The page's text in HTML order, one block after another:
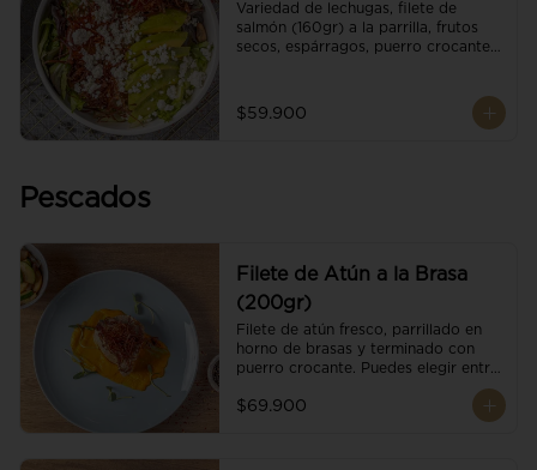
Variedad de lechugas, filete de
salmón (160gr) a la parrilla, frutos
secos, espárragos, puerro crocante,
$59.900
Pescados
Filete de Atún a la Brasa
(200gr)
Filete de atún fresco, parrillado en
horno de brasas y terminado con
puerro crocante. Puedes elegir entre
$69.900